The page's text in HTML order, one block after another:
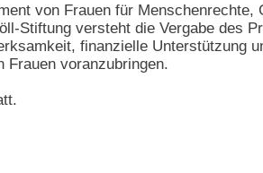
von Frauen für Menschenrechte,
Stiftung versteht die Vergabe des
finanzielle Unterstützung
Frauen voranzubringen.